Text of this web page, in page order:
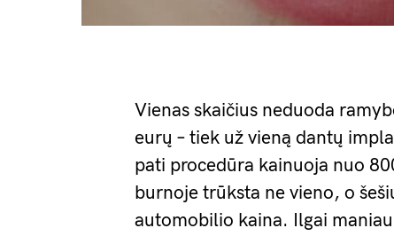
Vienas skaičius neduoda
eurų – tiek už vieną dantų
pati procedūra kainuoja nuo
burnoje trūksta ne vieno, o
automobilio kaina. Ilgai